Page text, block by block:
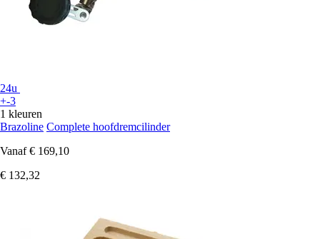
24u
+-3
1 kleuren
Brazoline Complete hoofdremcilinder
Vanaf € 169,10
€ 132,32